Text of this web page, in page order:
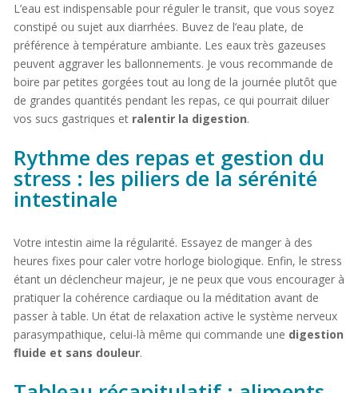
L’eau est indispensable pour réguler le transit, que vous soyez
constipé ou sujet aux diarrhées. Buvez de l’eau plate, de
préférence à température ambiante. Les eaux très gazeuses
peuvent aggraver les ballonnements. Je vous recommande de
boire par petites gorgées tout au long de la journée plutôt que
de grandes quantités pendant les repas, ce qui pourrait diluer
vos sucs gastriques et ralentir la digestion.
Rythme des repas et gestion du
stress : les piliers de la sérénité
intestinale
Votre intestin aime la régularité. Essayez de manger à des
heures fixes pour caler votre horloge biologique. Enfin, le stress
étant un déclencheur majeur, je ne peux que vous encourager à
pratiquer la cohérence cardiaque ou la méditation avant de
passer à table. Un état de relaxation active le système nerveux
parasympathique, celui-là même qui commande une digestion
fluide et sans douleur.